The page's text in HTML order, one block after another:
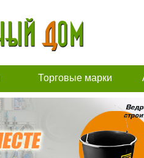
Торговые марки